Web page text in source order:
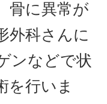
骨に異常が
外科さんに
ンなどで状
を行いま